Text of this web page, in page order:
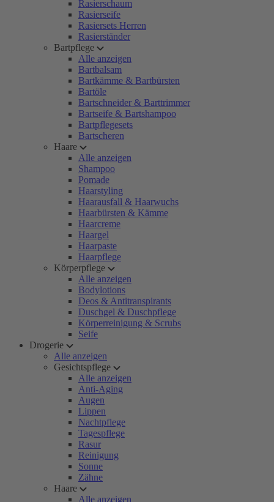
Rasierschaum
Rasierseife
Rasiersets Herren
Rasierständer
Bartpflege
Alle anzeigen
Bartbalsam
Bartkämme & Bartbürsten
Bartöle
Bartschneider & Barttrimmer
Bartseife & Bartshampoo
Bartpflegesets
Bartscheren
Haare
Alle anzeigen
Shampoo
Pomade
Haarstyling
Haarausfall & Haarwuchs
Haarbürsten & Kämme
Haarcreme
Haargel
Haarpaste
Haarpflege
Körperpflege
Alle anzeigen
Bodylotions
Deos & Antitranspirants
Duschgel & Duschpflege
Körperreinigung & Scrubs
Seife
Drogerie
Alle anzeigen
Gesichtspflege
Alle anzeigen
Anti-Aging
Augen
Lippen
Nachtpflege
Tagespflege
Rasur
Reinigung
Sonne
Zähne
Haare
Alle anzeigen